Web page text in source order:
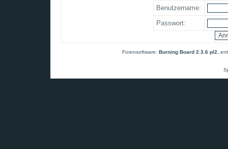
Benutzername:
Passwort:
Forensoftware: Burning Board 2.3.6 pl2 ,